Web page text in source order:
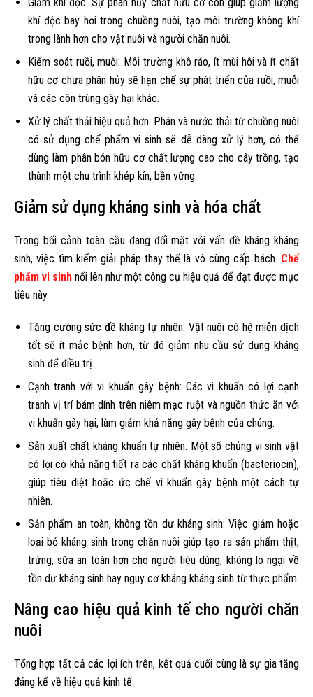
khí độc bay hơi trong chuồng nuôi, tạo môi trường không khí
trong lành hơn cho vật nuôi và người chăn nuôi.
Kiểm soát ruồi, muỗi: Môi trường khô ráo, ít mùi hôi và ít chất
hữu cơ chưa phân hủy sẽ hạn chế sự phát triển của ruồi, muỗi
và các côn trùng gây hại khác.
Xử lý chất thải hiệu quả hơn: Phân và nước thải từ chuồng nuôi
có sử dụng chế phẩm vi sinh sẽ dễ dàng xử lý hơn, có thể
dùng làm phân bón hữu cơ chất lượng cao cho cây trồng, tạo
thành một chu trình khép kín, bền vững.
Giảm sử dụng kháng sinh và hóa chất
Trong bối cảnh toàn cầu đang đối mặt với vấn đề kháng kháng
sinh, việc tìm kiếm giải pháp thay thế là vô cùng cấp bách. Chế
phẩm vi sinh nổi lên như một công cụ hiệu quả để đạt được mục
tiêu này.
Tăng cường sức đề kháng tự nhiên: Vật nuôi có hệ miễn dịch
tốt sẽ ít mắc bệnh hơn, từ đó giảm nhu cầu sử dụng kháng
sinh để điều trị.
Cạnh tranh với vi khuẩn gây bệnh: Các vi khuẩn có lợi cạnh
tranh vị trí bám dính trên niêm mạc ruột và nguồn thức ăn với
vi khuẩn gây hại, làm giảm khả năng gây bệnh của chúng.
Sản xuất chất kháng khuẩn tự nhiên: Một số chủng vi sinh vật
có lợi có khả năng tiết ra các chất kháng khuẩn (bacteriocin),
giúp tiêu diệt hoặc ức chế vi khuẩn gây bệnh một cách tự
nhiên.
Sản phẩm an toàn, không tồn dư kháng sinh: Việc giảm hoặc
loại bỏ kháng sinh trong chăn nuôi giúp tạo ra sản phẩm thịt,
trứng, sữa an toàn hơn cho người tiêu dùng, không lo ngại về
tồn dư kháng sinh hay nguy cơ kháng kháng sinh từ thực phẩm.
Nâng cao hiệu quả kinh tế cho người chăn
nuôi
Tổng hợp tất cả các lợi ích trên, kết quả cuối cùng là sự gia tăng
đáng kể về hiệu quả kinh tế.